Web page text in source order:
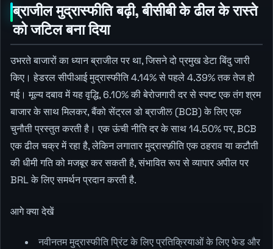
ब्राजील मुद्रास्फीति बढ़ी, बीसीबी के ढील के रास्ते
को जटिल बना दिया
उभरते बाजारों का ध्यान ब्राजील पर था, जिसने दो प्रमुख डेटा बिंदु जारी
किए। हेडरल सीपीआई मुद्रास्फीति 4.14% से पहले 4.39% तक तेज हो
गई। मूल्य दबाव में यह वृद्धि, 6.10% की बेरोजगारी दर से स्पष्ट एक तंग श्रम
बाजार के साथ मिलकर, बैंको सेंट्रल डो ब्राजीਲ (BCB) के लिए एक
चुनौती प्रस्तुत करती है। एक ऊंची नीति दर के साथ 14.50% पर, BCB
एक ढील चक्र में रहा है, लेकिन लगातार मुद्रास्फ़ीति एक ठहराव या कटौती
की धीमी गति को मजबूर कर सकती है, संभावित रूप से व्यापार अपील पर
BRL के लिए समर्थन प्रदान करती है.
आगे क्या देखें
नवीनतम मुद्रास्फीति प्रिंट के लिए प्रतिक्रियाओं के लिए फेड और